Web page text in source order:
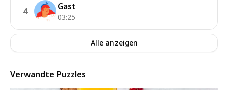
4 Gast
03:25
Alle anzeigen
Verwandte Puzzles